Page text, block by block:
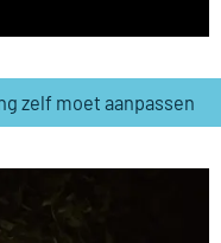
zelf moet aanpassen